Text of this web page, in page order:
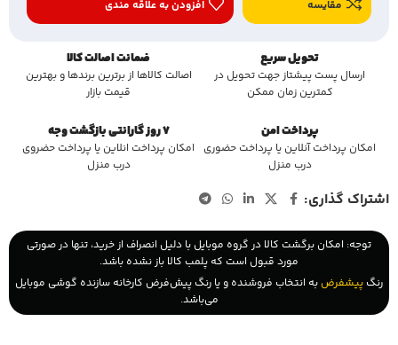
مقایسه افزودن به علاقه مندی
تحویل سریع
ارسال پست پیشتاز جهت تحویل در
کمترین زمان ممکن
ضمانت اصالت کالا
اصالت کالاها از برترین برندها و بهترین
قیمت بازار
پرداخت امن
امکان پرداخت آنلاین یا پرداخت حضوری
درب منزل
7 روز گارانتی بازگشت وجه
امکان پرداخت انلاین یا پرداخت حضروی
درب منزل
اشتراک گذاری:
توجه: امکان برگشت کالا در گروه موبایل با دلیل انصراف از خرید، تنها در صورتی
مورد قبول است که پلمب کالا باز نشده باشد.
رنگ پیشفرض به انتخاب فروشنده و یا رنگ پیش‌فرض کارخانه سازنده گوشی موبایل
می‌باشد.